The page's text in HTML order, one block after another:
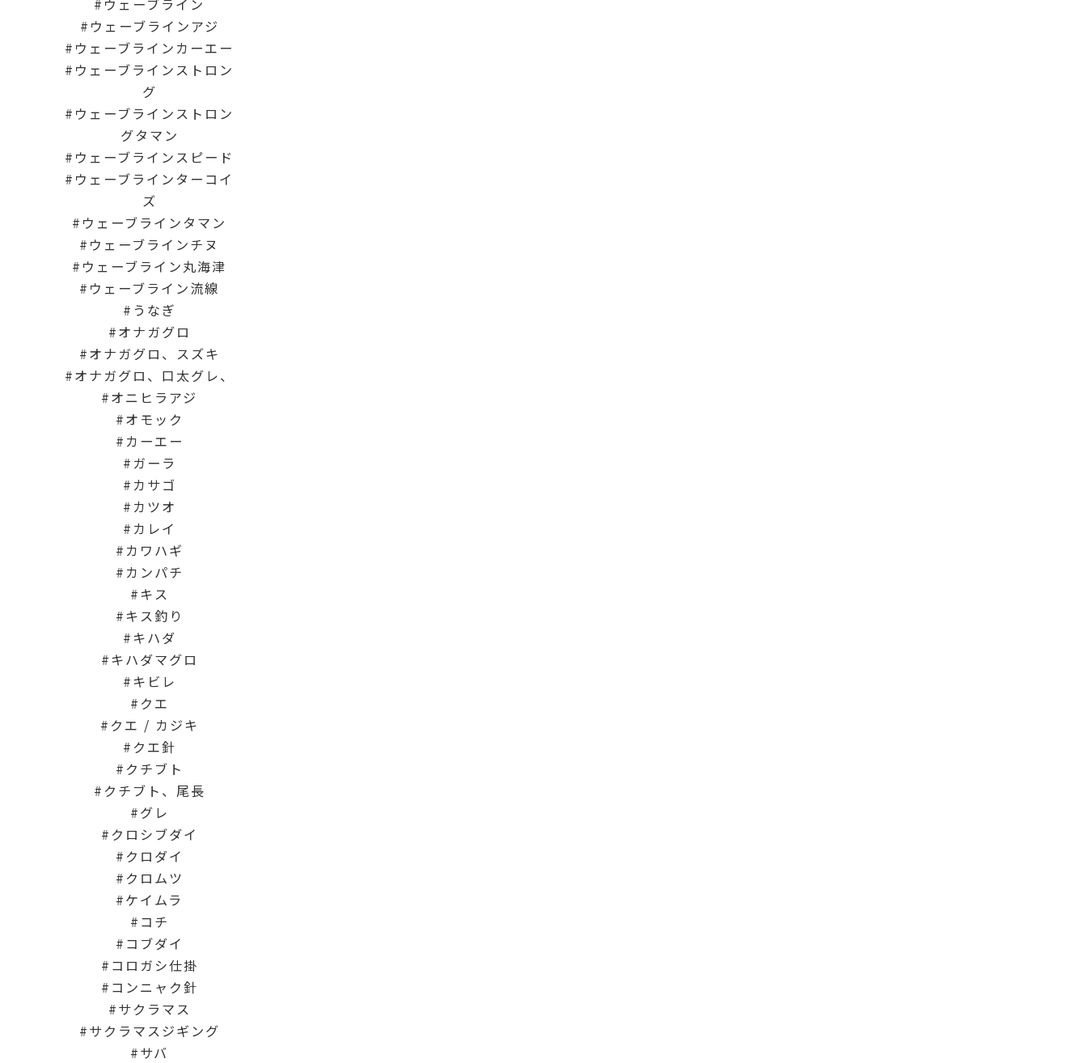
ウェーブライン
ウェーブラインアジ
ウェーブラインカーエー
ウェーブラインストロン
グ
ウェーブラインストロン
グタマン
ウェーブラインスピード
ウェーブラインターコイ
ズ
ウェーブラインタマン
ウェーブラインチヌ
ウェーブライン丸海津
ウェーブライン流線
うなぎ
オナガグロ
オナガグロ、スズキ
オナガグロ、口太グレ、
オニヒラアジ
オモック
カーエー
ガーラ
カサゴ
カツオ
カレイ
カワハギ
カンパチ
キス
キス釣り
キハダ
キハダマグロ
キビレ
クエ
クエ / カジキ
クエ針
クチブト
クチブト、尾長
グレ
クロシブダイ
クロダイ
クロムツ
ケイムラ
コチ
コブダイ
コロガシ仕掛
コンニャク針
サクラマス
サクラマスジギング
サバ